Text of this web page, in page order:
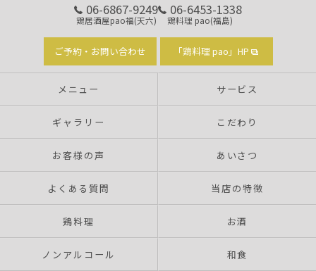
06-6867-9249
鶏居酒屋pao福(天六)
06-6453-1338
鶏料理 pao(福島)
ご予約・お問い合わせ 「鶏料理 pao」HP
メニュー サービス
ギャラリー こだわり
お客様の声 あいさつ
よくある質問 当店の特徴
鶏料理 お酒
ノンアルコール 和食